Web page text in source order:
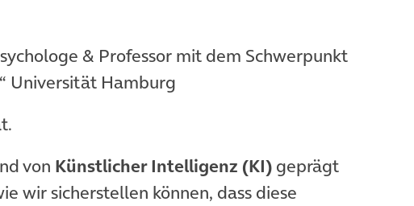
& Professor mit dem Schwerpunkt
Universität Hamburg
von Künstlicher Intelligenz (KI) geprägt
wir sicherstellen können, dass diese